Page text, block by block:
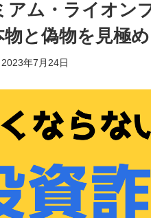
アム・ライオ
と偽物を見極
2023年7月24日